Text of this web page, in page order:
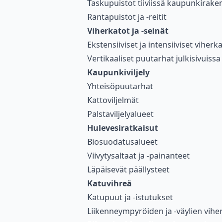
Taskupuistot tiiviissä
Rantapuistot ja -reitit
Viherkatot ja -seinät
Ekstensiiviset ja intensiiviset
Vertikaaliset puutarhat julkisivuissa
Kaupunkiviljely
Yhteisöpuutarhat
Kattoviljelmät
Palstaviljelyalueet
Hulevesiratkaisut
Biosuodatusalueet
Viivytysaltaat ja -painanteet
Läpäisevät päällysteet
Katuvihreä
Katupuut ja -istutukset
Liikenneympyröiden ja -väylien